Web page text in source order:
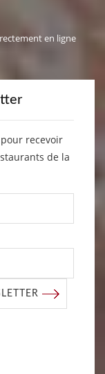
en ligne
recevoir
de la